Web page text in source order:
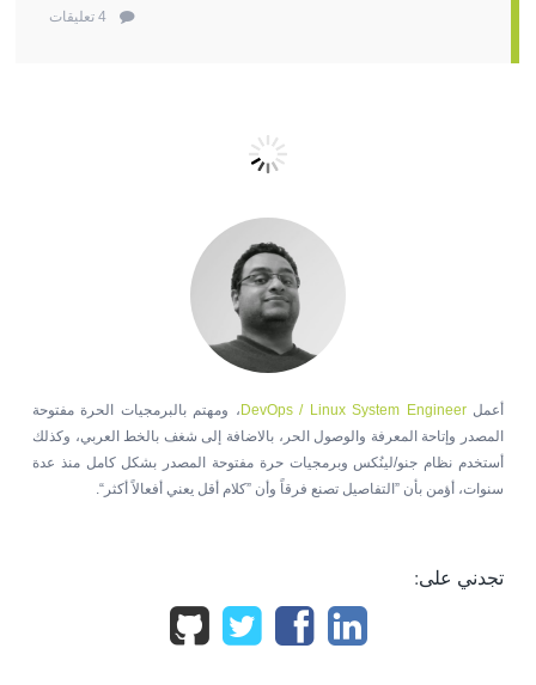
أعملDevOps / Linux System Engineer، ومهتم بالبرمجيات الحرة مفتوحة
المصدر وإتاحة المعرفة والوصول الحر، بالاضافة إلى شغف بالخط العربي، وكذلك
أستخدم نظام جنو/لينُكس وبرمجيات حرة مفتوحة المصدر بشكل كامل منذ عدة
سنوات، أؤمن بأن ”التفاصيل تصنع فرقاً وأن ”كلام أقل يعني أفعالاً أكثر“.
تجدني على: